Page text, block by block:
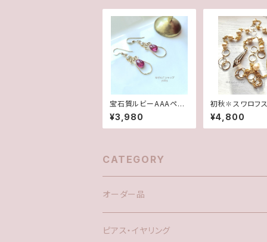
宝石質ルビーAAAペア
シェイプ✽淡水パール1
4kgfデザインピアス/イ
ヤリング
¥3,980
初秋✽スワロフ
パール✽Y字ロン
クレス【1点物】★
¥4,800
CATEGORY
オーダー品
ピアス・イヤリング